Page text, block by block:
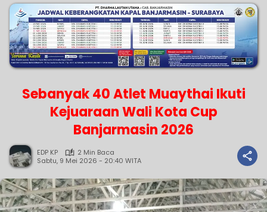
Sebanyak 40 Atlet Muaythai Ikuti
Kejuaraan Wali Kota Cup
Banjarmasin 2026
EDP KP
2 Min Baca
Sabtu, 9 Mei 2026 - 20:40 WITA